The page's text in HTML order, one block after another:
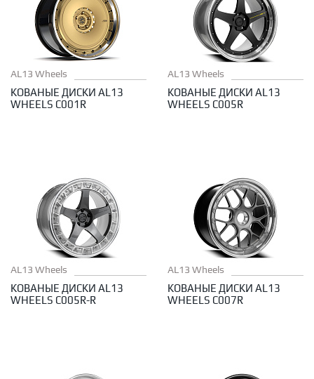
AL13 Wheels
КОВАНЫЕ ДИСКИ AL13
WHEELS C001R
AL13 Wheels
КОВАНЫЕ ДИСКИ AL13
WHEELS C005R
AL13 Wheels
КОВАНЫЕ ДИСКИ AL13
WHEELS C005R-R
AL13 Wheels
КОВАНЫЕ ДИСКИ AL13
WHEELS C007R